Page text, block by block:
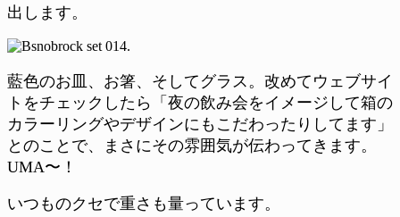
出します。
藍色のお皿、お箸、そしてグラス。改めてウェブサイ
トをチェックしたら「夜の飲み会をイメージして箱の
カラーリングやデザインにもこだわったりしてます」
とのことで、まさにその雰囲気が伝わってきます。
UMA〜！
いつものクセで重さも量っています。